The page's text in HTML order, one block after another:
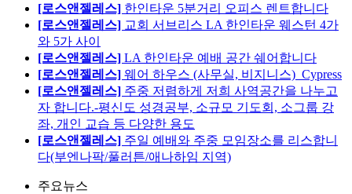
[로스앤젤레스] 한인타운 5분거리 오피스 렌트합니다
[로스앤젤레스] 교회 서브리스 LA 한인타운 웨스턴 4가
와 5가 사이
[로스앤젤레스] LA 한인타운 예배 공간 쉐어합니다
[로스앤젤레스] 웨어 하우스 (사무실, 비지니스)_Cypress
[로스앤젤레스] 주중 저렴하게 저희 사역공간을 나누고
자 합니다.-평신도 성경공부, 소규모 기도회, 소그룹 강
좌, 개인 교습 등 다양한 용도
[로스앤젤레스] 주일 예배와 주중 모임장소를 리스합니
다(부엔나팍/풀러튼/애나하임 지역)
주요뉴스